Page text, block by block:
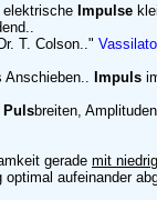
elektrische Impulse
T. Colson.."
Impuls
Pulsbreiten, Amplituden..
gerade mit
optimal aufeinander